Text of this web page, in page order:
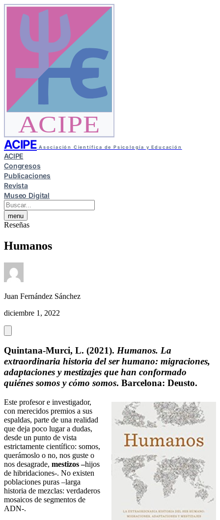
ACIPE
ACIPE Asociación Científica de Psicología y Educación
ACIPE
Congresos
Publicaciones
Revista
Museo Digital
menu
Reseñas
Humanos
Juan Fernández Sánchez
diciembre 1, 2022
Quintana-Murci, L. (2021). Humanos. La
extraordinaria historia del ser humano: migraciones,
adaptaciones y mestizajes que han conformado
quiénes somos y cómo somos. Barcelona: Deusto.
Este profesor e investigador,
con merecidos premios a sus
espaldas, parte de una realidad
que deja poco lugar a dudas,
desde un punto de vista
estrictamente científico: somos,
querámoslo o no, nos guste o
nos desagrade, mestizos –hijos
de hibridaciones-. No existen
poblaciones puras –larga
historia de mezclas: verdaderos
mosaicos de segmentos de
ADN-.